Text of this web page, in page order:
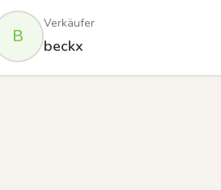
B
Verkäufer
beckx